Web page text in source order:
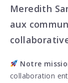
Meredith
aux
Notre
collaboration